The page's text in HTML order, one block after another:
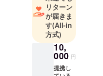
ディングプ
ランナーで
ありまして
数多くの婚
礼にこれま
で携わって
まいりまし
リターン
が届きま
す(All-in
方式)
10,
000 円
提携し